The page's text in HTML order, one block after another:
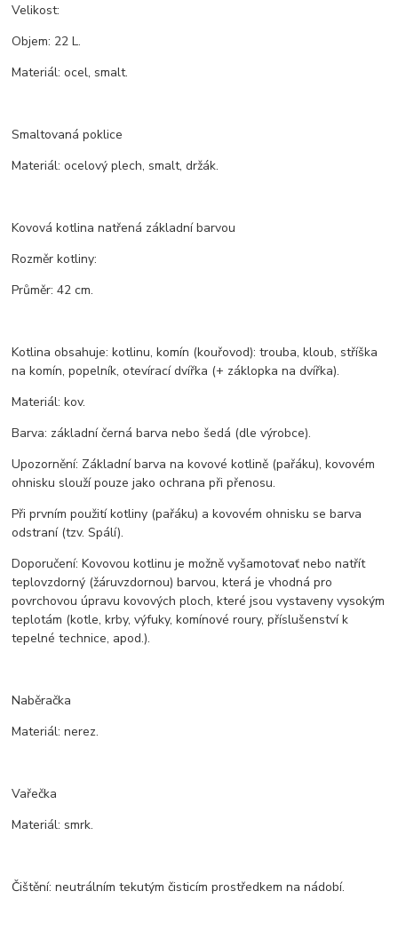
Velikost:
Objem: 22 L.
Materiál: ocel, smalt.
Smaltovaná poklice
Materiál: ocelový plech, smalt, držák.
Kovová kotlina natřená základní barvou
Rozměr kotliny:
Průměr: 42 cm.
Kotlina obsahuje: kotlinu, komín (kouřovod): trouba, kloub, stříška
na komín, popelník, otevírací dvířka (+ záklopka na dvířka).
Materiál: kov.
Barva: základní černá barva nebo šedá (dle výrobce).
Upozornění: Základní barva na kovové kotlině (pařáku), kovovém
ohnisku slouží pouze jako ochrana při přenosu.
Při prvním použití kotliny (pařáku) a kovovém ohnisku se barva
odstraní (tzv. Spálí).
Doporučení: Kovovou kotlinu je možně vyšamotovať nebo natřít
teplovzdorný (žáruvzdornou) barvou, která je vhodná pro
povrchovou úpravu kovových ploch, které jsou vystaveny vysokým
teplotám (kotle, krby, výfuky, komínové roury, příslušenství k
tepelné technice, apod.).
Naběračka
Materiál: nerez.
Vařečka
Materiál: smrk.
Čištění: neutrálním tekutým čisticím prostředkem na nádobí.